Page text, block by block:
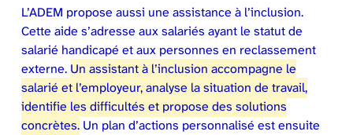
L’ADEM propose aussi une assistance à l’inclusion.
Cette aide s’adresse aux salariés ayant le statut de
salarié handicapé et aux personnes en reclassement
externe. Un assistant à l’inclusion accompagne le
salarié et l’employeur, analyse la situation de travail,
identifie les difficultés et propose des solutions
concrètes.Un plan d’actions personnalisé est ensuite